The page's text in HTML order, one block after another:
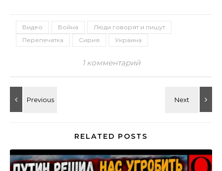
Видео Война
Люди говорят и пишут
Перепечатка
Сирия Украина
1 комментарий
RELATED POSTS